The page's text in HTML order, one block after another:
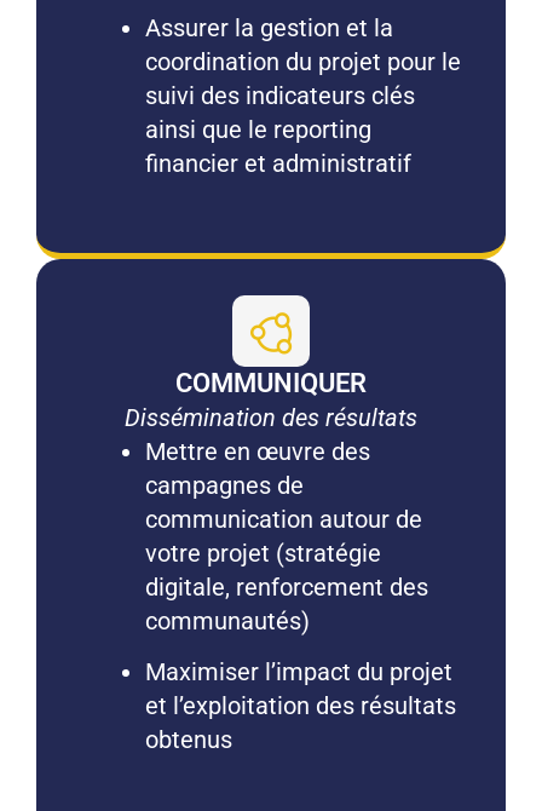
Assurer la gestion et la
coordination du projet pour le
suivi des indicateurs clés
ainsi que le reporting
financier et administratif
COMMUNIQUER
Dissémination des résultats
Mettre en œuvre des
campagnes de
communication autour de
votre projet (stratégie
digitale, renforcement des
communautés)
Maximiser l’impact du projet
et l’exploitation des résultats
obtenus